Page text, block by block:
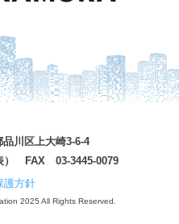
川区上大崎3-6-4
） FAX 03-3445-0079
護方針
2025 All Rights Reserved.